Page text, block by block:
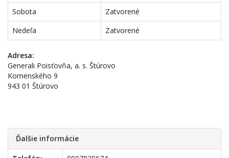
Sobota
Zatvorené
Nedeľa
Zatvorené
Adresa:
Generali Poisťovňa, a. s. Štúrovo
Komenského 9
943 01 Štúrovo
Ďalšie informácie